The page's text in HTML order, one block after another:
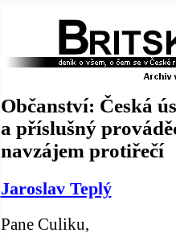
Občanství: Česká
a příslušný
navzájem protiřečí
Jaroslav Teplý
Pane Culiku,